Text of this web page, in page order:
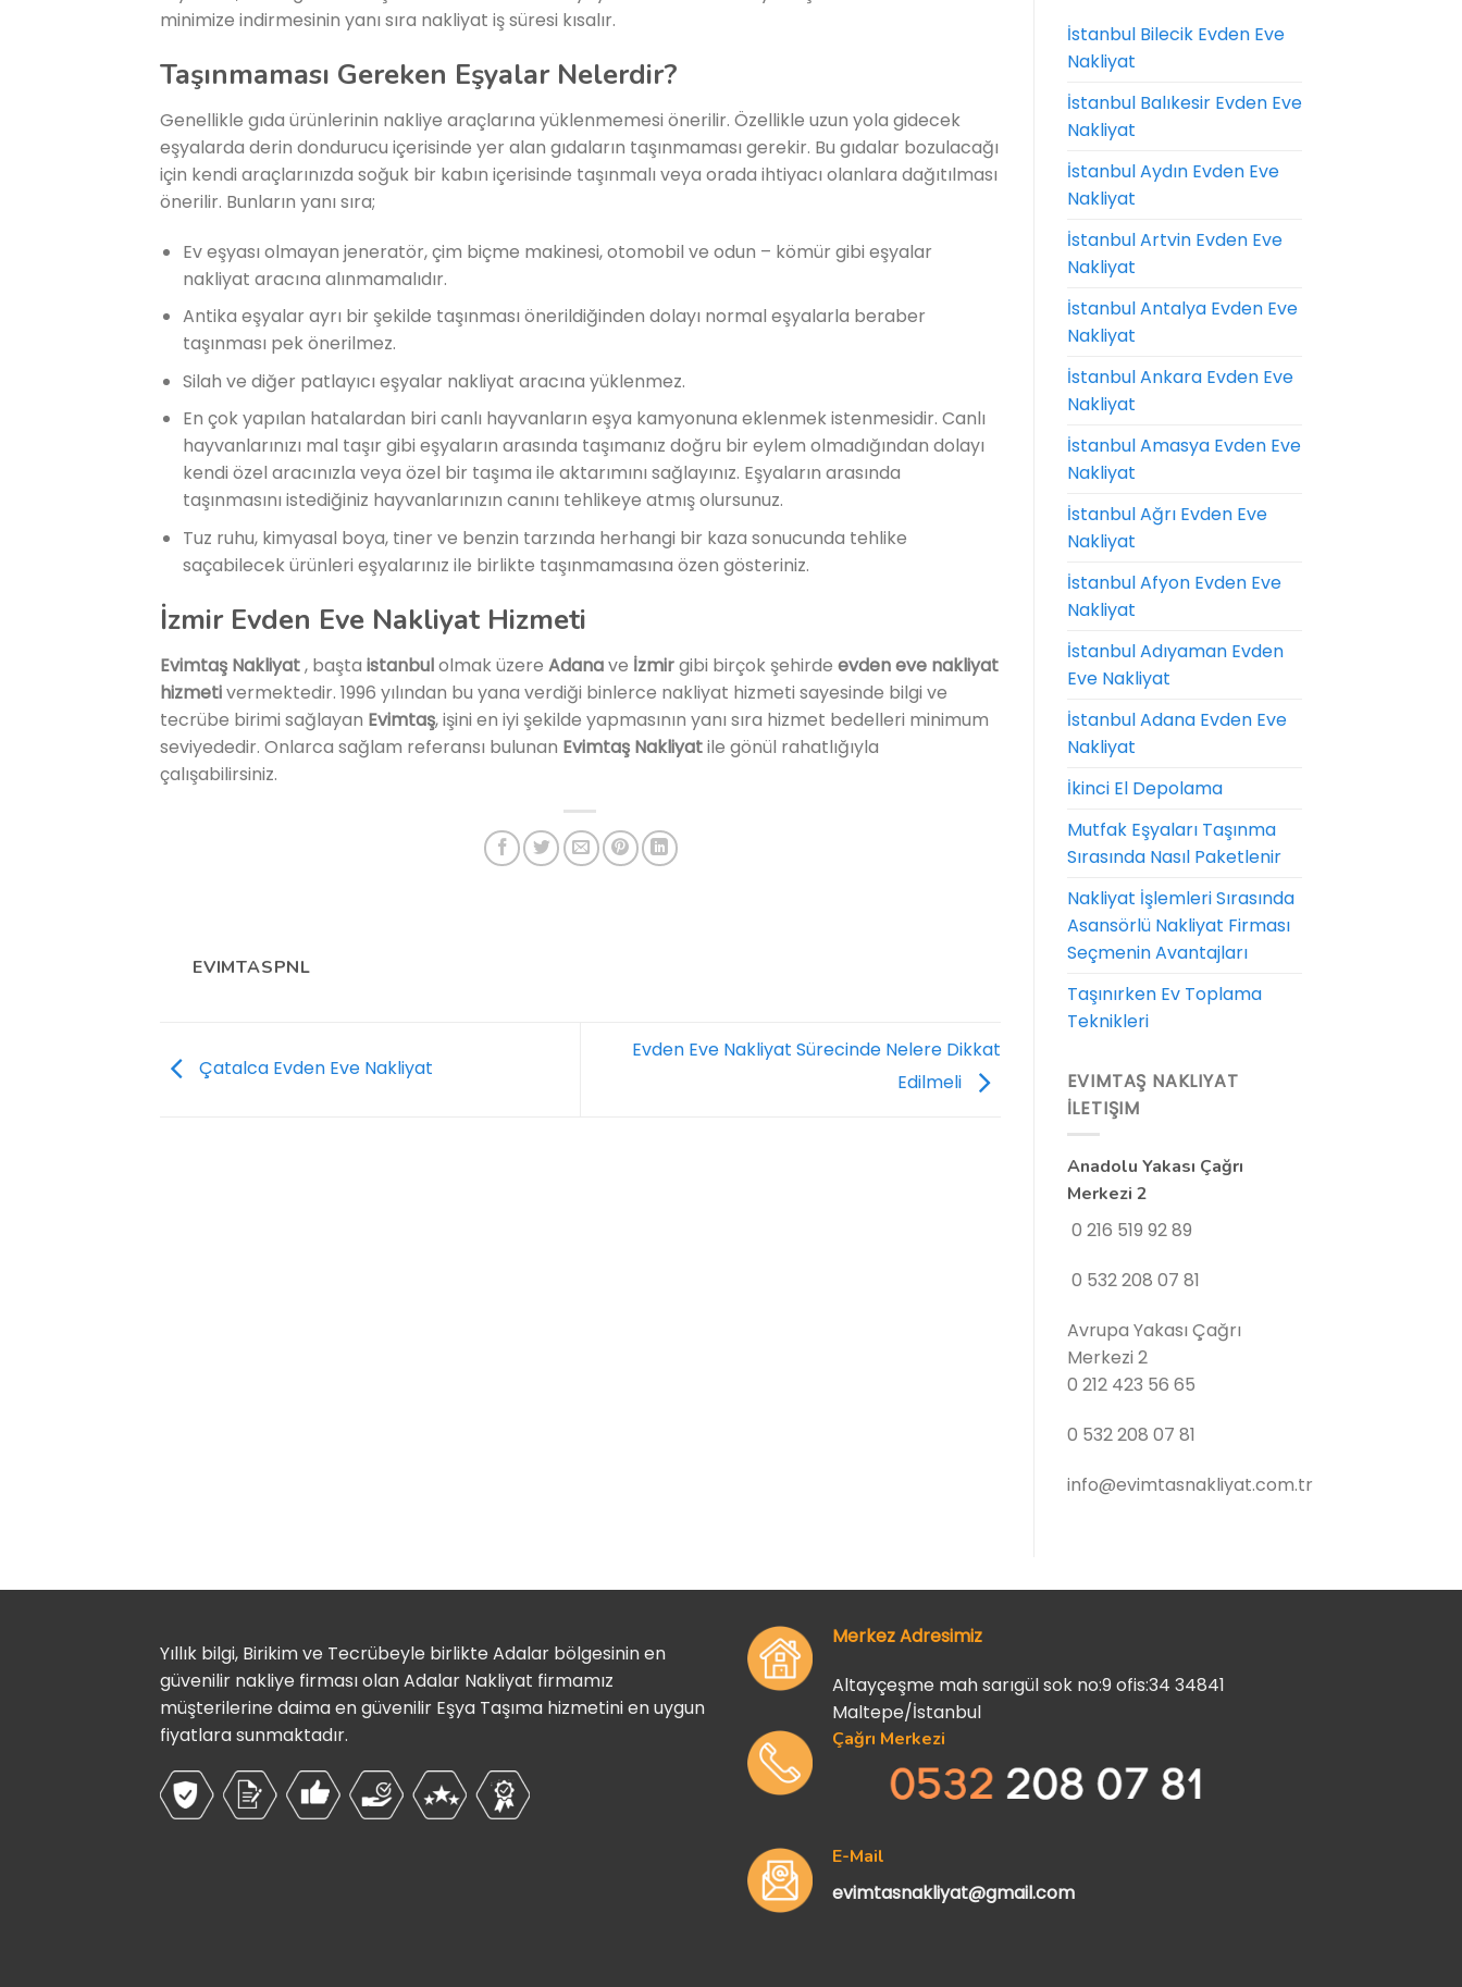
minimize indirmesinin yanı sıra nakliyat iş süresi kısalır.
Taşınmaması Gereken Eşyalar Nelerdir?
Genellikle gıda ürünlerinin nakliye araçlarına yüklenmemesi önerilir. Özellikle uzun yola gidecek
eşyalarda derin dondurucu içerisinde yer alan gıdaların taşınmaması gerekir. Bu gıdalar bozulacağı
için kendi araçlarınızda soğuk bir kabın içerisinde taşınmalı veya orada ihtiyacı olanlara dağıtılması
önerilir. Bunların yanı sıra;
Ev eşyası olmayan jeneratör, çim biçme makinesi, otomobil ve odun – kömür gibi eşyalar
nakliyat aracına alınmamalıdır.
Antika eşyalar ayrı bir şekilde taşınması önerildiğinden dolayı normal eşyalarla beraber
taşınması pek önerilmez.
Silah ve diğer patlayıcı eşyalar nakliyat aracına yüklenmez.
En çok yapılan hatalardan biri canlı hayvanların eşya kamyonuna eklenmek istenmesidir. Canlı
hayvanlarınızı mal taşır gibi eşyaların arasında taşımanız doğru bir eylem olmadığından dolayı
kendi özel aracınızla veya özel bir taşıma ile aktarımını sağlayınız. Eşyaların arasında
taşınmasını istediğiniz hayvanlarınızın canını tehlikeye atmış olursunuz.
Tuz ruhu, kimyasal boya, tiner ve benzin tarzında herhangi bir kaza sonucunda tehlike
saçabilecek ürünleri eşyalarınız ile birlikte taşınmamasına özen gösteriniz.
İzmir Evden Eve Nakliyat Hizmeti
Evimtaş Nakliyat, başta istanbulolmak üzere Adanave İzmirgibi birçok şehirde evden eve nakliyat
hizmetivermektedir. 1996 yılından bu yana verdiği binlerce nakliyat hizmeti sayesinde bilgi ve
tecrübe birimi sağlayan Evimtaş, işini en iyi şekilde yapmasının yanı sıra hizmet bedelleri minimum
seviyededir. Onlarca sağlam referansı bulunan Evimtaş Nakliyatile gönül rahatlığıyla
çalışabilirsiniz.
EVIMTASPNL
Çatalca Evden Eve Nakliyat
Evden Eve Nakliyat Sürecinde Nelere Dikkat
Edilmeli
İstanbul Bilecik Evden Eve
Nakliyat
İstanbul Balıkesir Evden Eve
Nakliyat
İstanbul Aydın Evden Eve
Nakliyat
İstanbul Artvin Evden Eve
Nakliyat
İstanbul Antalya Evden Eve
Nakliyat
İstanbul Ankara Evden Eve
Nakliyat
İstanbul Amasya Evden Eve
Nakliyat
İstanbul Ağrı Evden Eve
Nakliyat
İstanbul Afyon Evden Eve
Nakliyat
İstanbul Adıyaman Evden
Eve Nakliyat
İstanbul Adana Evden Eve
Nakliyat
İkinci El Depolama
Mutfak Eşyaları Taşınma
Sırasında Nasıl Paketlenir
Nakliyat İşlemleri Sırasında
Asansörlü Nakliyat Firması
Seçmenin Avantajları
Taşınırken Ev Toplama
Teknikleri
EVIMTAŞ NAKLIYAT
İLETIŞIM
Anadolu Yakası Çağrı
Merkezi 2
0 216 519 92 89
0 532 208 07 81
Avrupa Yakası Çağrı
Merkezi 2
0 212 423 56 65
0 532 208 07 81
info@evimtasnakliyat.com.tr
Yıllık bilgi, Birikim ve Tecrübeyle birlikte Adalar bölgesinin en
güvenilir nakliye firması olan Adalar Nakliyat firmamız
müşterilerine daima en güvenilir Eşya Taşıma hizmetini en uygun
fiyatlara sunmaktadır.
Merkez Adresimiz
Altayçeşme mah sarıgül sok no:9 ofis:34 34841
Maltepe/İstanbul
Çağrı Merkezi
E-Mail
evimtasnakliyat@gmail.com